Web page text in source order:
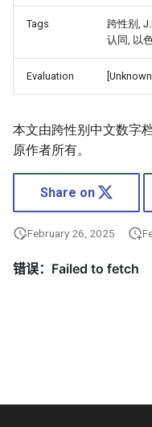
Tags
跨性别,
认同, 以
Evaluation
本文由跨性别中文数字
原作者所有。
Share on
February 26, 2025